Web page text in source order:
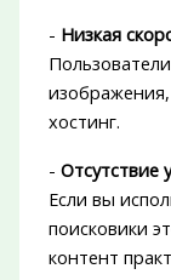
- Низкая
хостинг.
- Отсутствие
Если вы
поисковики
контент